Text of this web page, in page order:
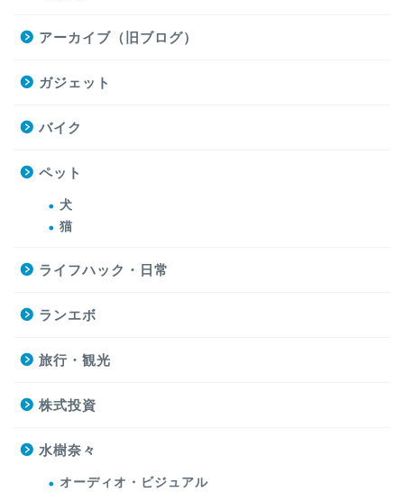
アーカイブ（旧ブログ）
ガジェット
バイク
ペット
犬
猫
ライフハック・日常
ランエボ
旅行・観光
株式投資
水樹奈々
オーディオ・ビジュアル